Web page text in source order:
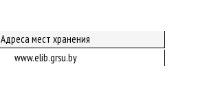
Адреса мест хранения
www.elib.grsu.by